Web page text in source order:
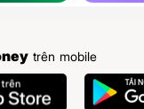
trên mobile